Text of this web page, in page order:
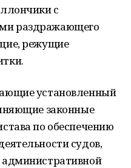
с
раздражающего
режущие
установленный
законные
по обеспечению
судов,